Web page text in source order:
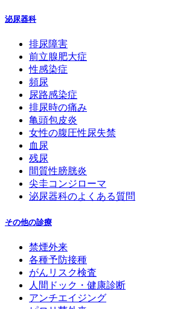
泌尿器科
排尿障害
前立腺肥大症
性感染症
頻尿
尿路感染症
排尿時の痛み
亀頭包皮炎
女性の腹圧性尿失禁
血尿
残尿
間質性膀胱炎
尖圭コンジローマ
泌尿器科のよくある質問
その他の診療
禁煙外来
各種予防接種
がんリスク検査
人間ドック・健康診断
アンチエイジング